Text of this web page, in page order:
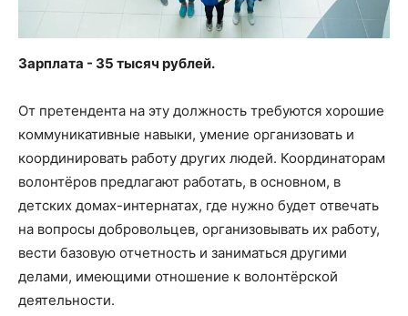
Зарплата - 35 тысяч рублей.
От претендента на эту должность требуются хорошие
коммуникативные навыки, умение организовать и
координировать работу других людей. Координаторам
волонтёров предлагают работать, в основном, в
детских домах-интернатах, где нужно будет отвечать
на вопросы добровольцев, организовывать их работу,
вести базовую отчетность и заниматься другими
делами, имеющими отношение к волонтёрской
деятельности.